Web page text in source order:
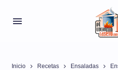
Inicio Recetas Ensaladas